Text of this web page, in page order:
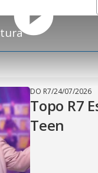
DO R7/24/07/2026
Topo R7
Teen